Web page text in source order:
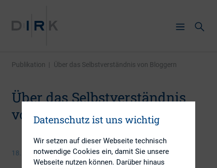
Publikation | Über das Selbstverständnis von Bloggern
Über das Selbstverständnis
von Bloggern
18. Juni 2014
Datenschutz ist uns wichtig
Wir setzen auf dieser Webseite technisch
notwendige Cookies ein, damit Sie unsere
Webseite nutzen können. Darüber hinaus